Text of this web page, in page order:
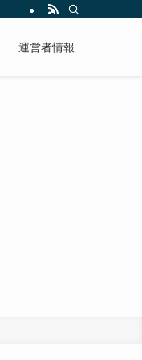
運営者情報